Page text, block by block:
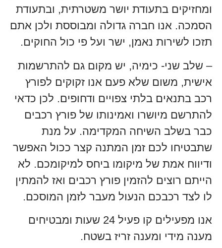
ומחזיקים בתעודת יושר משטרתית, ובתעודת
הסמכה. אנו חברה גדולה ומבוססת ולכן אתם
תזכו לשירות נאמן, ישר ועל פי כול החוקים.
– שלב שני- כימיה, יש מקום גם להתרשמות
אישית, משום שלא פעם אנו זקוקים לפורץ
רכב בתנאים בלתי צפויים ודחופים. לכן כדאי
להתרשם מיושרו ואמינותו של פורץ רכבים
כבר בשלב השיחה המקדימה. על מנת
שתבטיחו לכם זמן המתנה קצר ככול האפשר
ודיווח אמת של מיקומו ביחס למיקומכם. לא
הייתם רוצים להזמין פורץ רכבים ואז להמתין
לו לצד רכבכם הנעול מעבר לזמן המוסכם.
אנו מפעילים קו פעיל 24 שעות ומבטיחים
מענה מידי ומענה זריז בשטח.